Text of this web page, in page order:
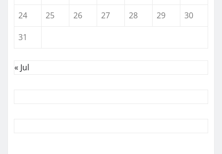
24
25 26 27 28 29
30
31
« Jul